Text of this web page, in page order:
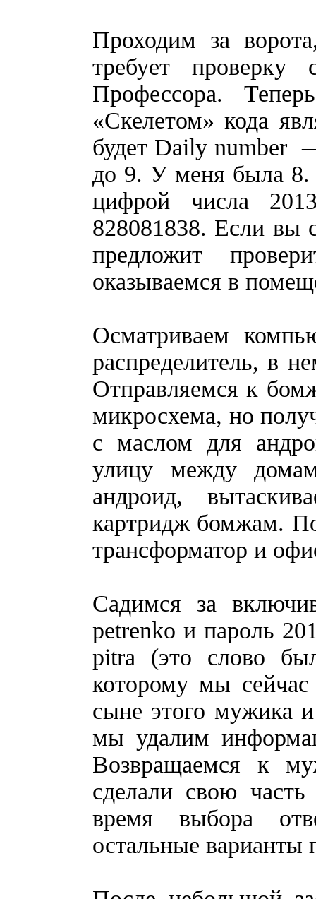
Проходим за
требует проверку
Профессора.
«Скелетом» кода
будет Daily number
до 9. У меня была 8.
цифрой числа
828081838. Если вы
предложит
оказываемся в
Осматриваем
распределитель, в
Отправляемся к
микросхема, но
с маслом для
улицу между
андроид,
картридж бомжам.
трансформатор и
Садимся за
petrenko и пароль
pitra (это слово
которому мы
сыне этого мужика
мы удалим
Возвращаемся к
сделали свою
время выбора
остальные варианты